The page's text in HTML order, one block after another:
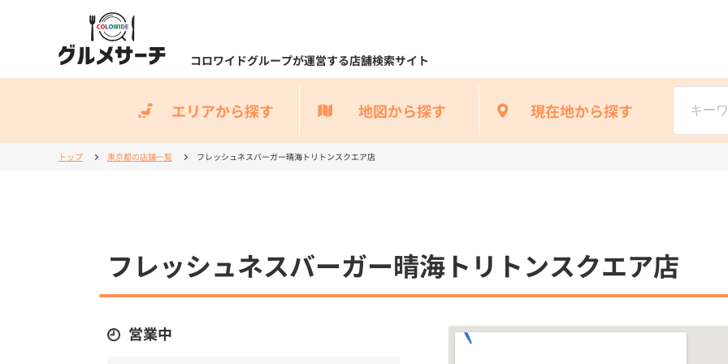
コロワイドグループが運営する店舗検索サイト
エリアから探す 地図から探す 現在地から探す
トップ 東京都の店舗一覧 フレッシュネスバーガー晴海トリトンスクエア店
フレッシュネスバーガー晴海トリトンスクエア店
営業中